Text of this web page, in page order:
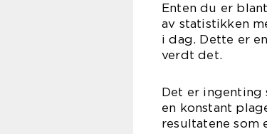
Enten du er
av statistikken
i dag. Dette er
verdt det.
Det er ingenting
en konstant
resultatene som